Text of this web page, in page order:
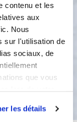
contenu et les
aux
Nous
sur l'utilisation de
sociaux, de
que vous
les détails
à sec dans une
bols de
!